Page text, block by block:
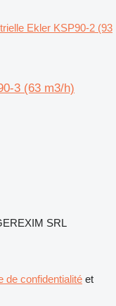
Ekler KSP90-2 (93
3 (63 m3/h)
SRL
de confidentialité et